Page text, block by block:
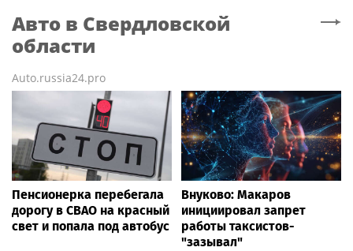
Авто в Свердловской
области
Auto.russia24.pro
Пенсионерка перебегала
дорогу в СВАО на красный
свет и попала под автобус
Внуково: Макаров
инициировал запрет
работы таксистов-
"зазывал"